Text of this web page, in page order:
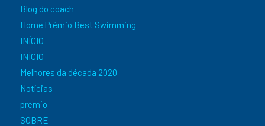
Blog do coach
Home Prêmio Best Swimming
INÍCIO
INÍCIO
Melhores da década 2020
Notícias
premio
SOBRE